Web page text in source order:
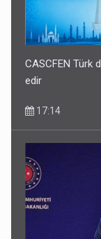
CASCFEN Türk
edir
17:14